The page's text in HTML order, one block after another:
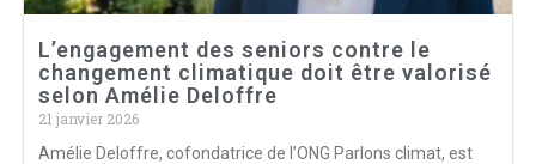
L’engagement des seniors contre le
changement climatique doit être valorisé
selon Amélie Deloffre
21 janvier 2026
Amélie Deloffre, cofondatrice de l’ONG Parlons climat, est